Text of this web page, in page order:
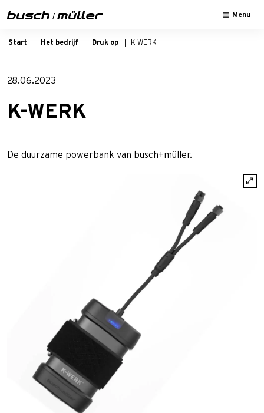
Menu
Start Het bedrijf Druk op K-WERK
28.06.2023
K-WERK
De duurzame powerbank van busch+müller.